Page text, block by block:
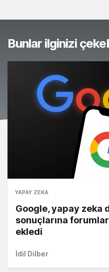
Bunlar ilginizi
YAPAY ZEKA
Google, yapay zeka
sonuçlarına
ekledi
İdil Dilber